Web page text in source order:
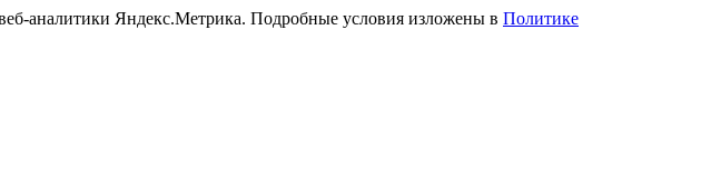
аналитики Яндекс.Метрика. Подробные условия изложены в Политике